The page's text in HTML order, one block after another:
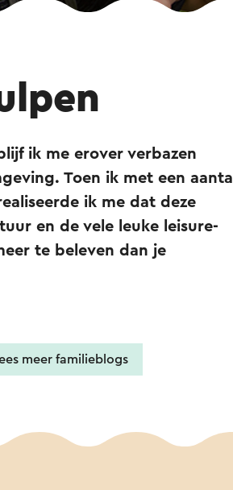
ik me erover verbazen
Toen ik met een aantal
ik me dat deze
en de vele leuke leisure-
te beleven dan je
meer familieblogs